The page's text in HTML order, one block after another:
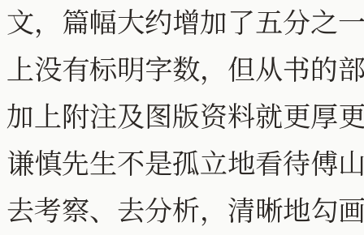
文，篇幅大约增加了五分之
上没有标明字数，但从书的
加上附注及图版资料就更厚
谦慎先生不是孤立地看待傅
去考察、去分析，清晰地勾